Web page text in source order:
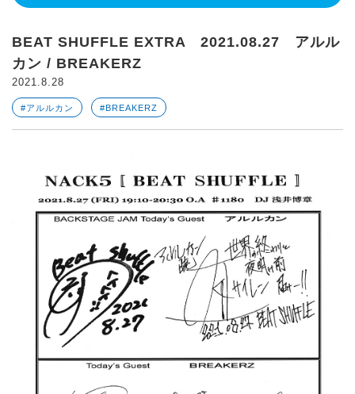
BEAT SHUFFLE EXTRA 2021.08.27 アルル
カン / BREAKERZ
2021.8.28
#アルルカン #BREAKERZ